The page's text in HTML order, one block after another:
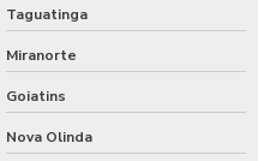
Taguatinga
Miranorte
Goiatins
Nova Olinda